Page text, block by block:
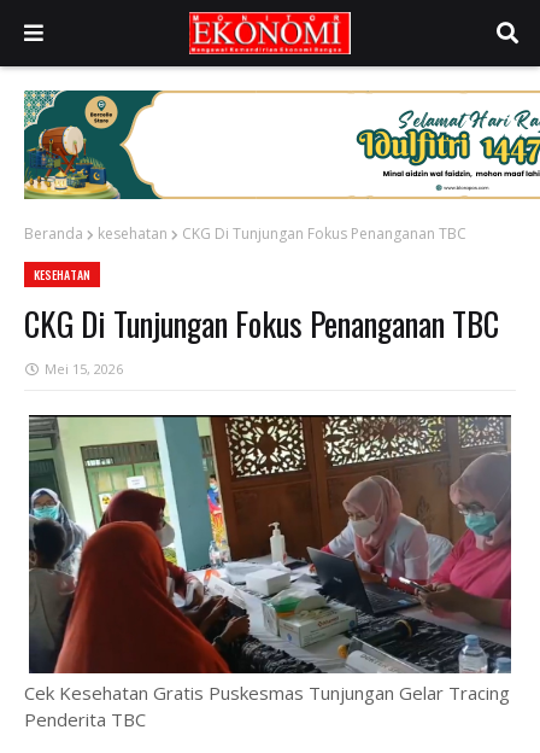
Beranda kesehatan CKG Di Tunjungan Fokus Penanganan TBC
KESEHATAN
CKG Di Tunjungan Fokus Penanganan TBC
Mei 15, 2026
Cek Kesehatan Gratis Puskesmas Tunjungan Gelar Tracing
Penderita TBC